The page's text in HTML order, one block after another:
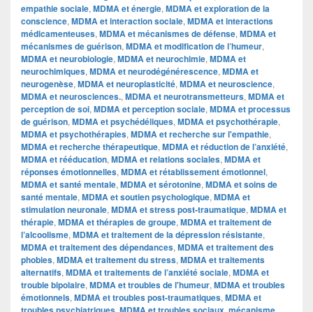
empathie sociale, MDMA et énergie, MDMA et exploration de la
conscience, MDMA et interaction sociale, MDMA et interactions
médicamenteuses, MDMA et mécanismes de défense, MDMA et
mécanismes de guérison, MDMA et modification de l’humeur,
MDMA et neurobiologie, MDMA et neurochimie, MDMA et
neurochimiques, MDMA et neurodégénérescence, MDMA et
neurogenèse, MDMA et neuroplasticité, MDMA et neuroscience,
MDMA et neurosciences., MDMA et neurotransmetteurs, MDMA et
perception de soi, MDMA et perception sociale, MDMA et processus
de guérison, MDMA et psychédéliques, MDMA et psychothérapie,
MDMA et psychothérapies, MDMA et recherche sur l'empathie,
MDMA et recherche thérapeutique, MDMA et réduction de l’anxiété,
MDMA et rééducation, MDMA et relations sociales, MDMA et
réponses émotionnelles, MDMA et rétablissement émotionnel,
MDMA et santé mentale, MDMA et sérotonine, MDMA et soins de
santé mentale, MDMA et soutien psychologique, MDMA et
stimulation neuronale, MDMA et stress post-traumatique, MDMA et
thérapie, MDMA et thérapies de groupe, MDMA et traitement de
l’alcoolisme, MDMA et traitement de la dépression résistante,
MDMA et traitement des dépendances, MDMA et traitement des
phobies, MDMA et traitement du stress, MDMA et traitements
alternatifs, MDMA et traitements de l’anxiété sociale, MDMA et
trouble bipolaire, MDMA et troubles de l'humeur, MDMA et troubles
émotionnels, MDMA et troubles post-traumatiques, MDMA et